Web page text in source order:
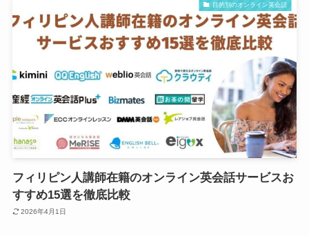
目的別のオンライン英会話
フィリピン人講師在籍のオンライン英会話サービスお
すすめ15選を徹底比較
2026年4月1日